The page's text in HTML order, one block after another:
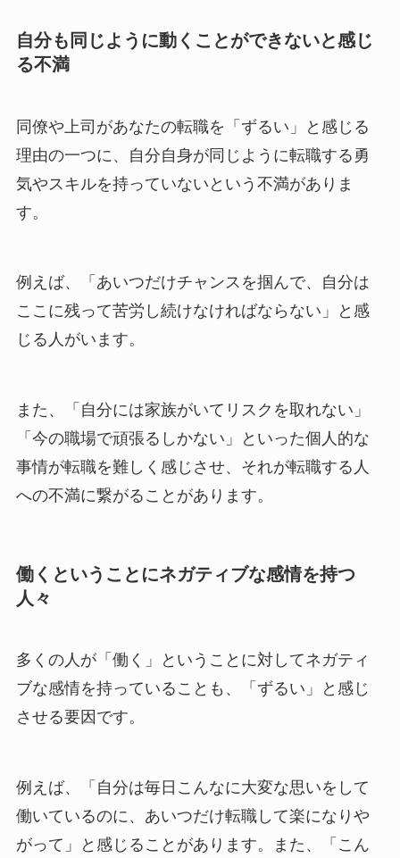
自分も同じように動くことができないと感じ
る不満
同僚や上司があなたの転職を「ずるい」と感じる
理由の一つに、自分自身が同じように転職する勇
気やスキルを持っていないという不満がありま
す。
例えば、「あいつだけチャンスを掴んで、自分は
ここに残って苦労し続けなければならない」と感
じる人がいます。
また、「自分には家族がいてリスクを取れない」
「今の職場で頑張るしかない」といった個人的な
事情が転職を難しく感じさせ、それが転職する人
への不満に繋がることがあります。
働くということにネガティブな感情を持つ
人々
多くの人が「働く」ということに対してネガティ
ブな感情を持っていることも、「ずるい」と感じ
させる要因です。
例えば、「自分は毎日こんなに大変な思いをして
働いているのに、あいつだけ転職して楽になりや
がって」と感じることがあります。また、「こん